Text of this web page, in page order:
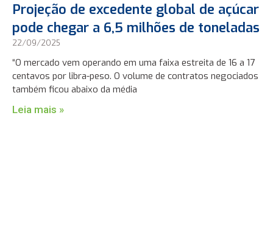
Projeção de excedente global de açúcar
pode chegar a 6,5 milhões de toneladas
22/09/2025
“O mercado vem operando em uma faixa estreita de 16 a 17
centavos por libra-peso. O volume de contratos negociados
também ficou abaixo da média
Leia mais »